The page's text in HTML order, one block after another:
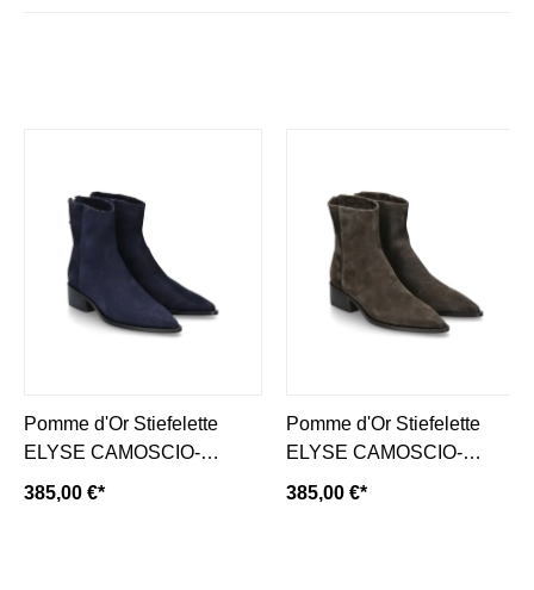
Pomme d'Or Stiefelette
ELYSE CAMOSCIO-
dunkelblau/ navy
385,00 €*
Pomme d'Or Stiefelette
ELYSE CAMOSCIO-
dunkelbraun/ dusty brown
385,00 €*